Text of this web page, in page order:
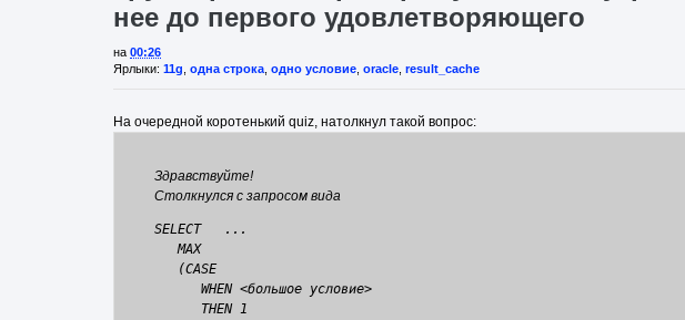
нее до первого удовлетворяющего
на 00:26
Ярлыки: 11g одна строка одно условие oracle result_cache
На очередной коротенький quiz, натолкнул такой вопрос:
Здравствуйте!
Столкнулся с запросом вида
SELECT   ...
   MAX
   (CASE
      WHEN <большое условие>
      THEN 1